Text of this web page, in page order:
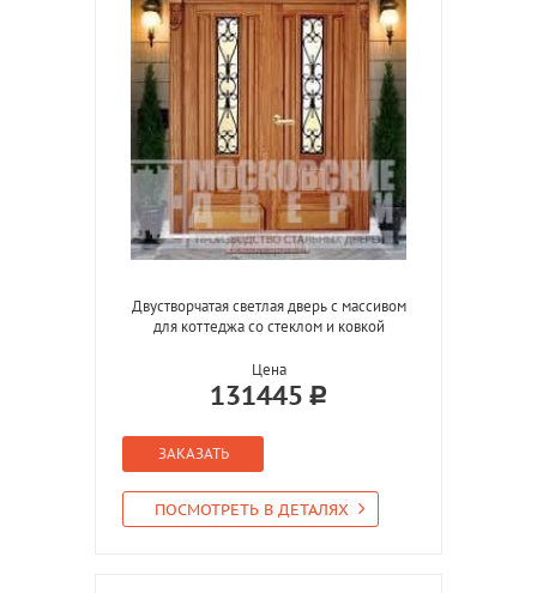
Двустворчатая светлая дверь с массивом
для коттеджа со стеклом и ковкой
Цена
131445
ЗАКАЗАТЬ
ПОСМОТРЕТЬ В ДЕТАЛЯХ